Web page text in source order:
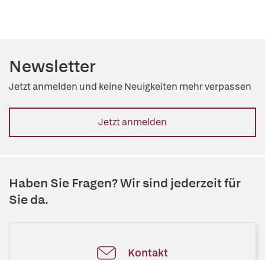
Newsletter
Jetzt anmelden und keine Neuigkeiten mehr verpassen
Jetzt anmelden
Haben Sie Fragen? Wir sind jederzeit für
Sie da.
Kontakt